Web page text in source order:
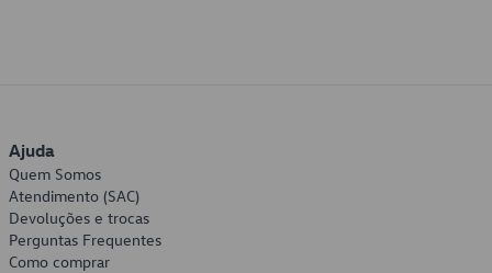
Ajuda
Quem Somos
Atendimento (SAC)
Devoluções e trocas
Perguntas Frequentes
Como comprar